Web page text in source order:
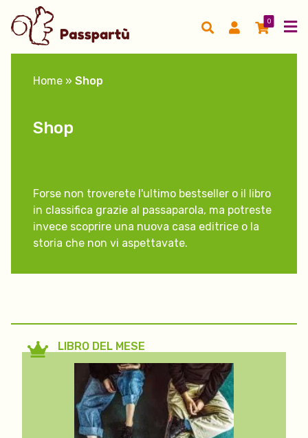
0
Home » Shop
Shop
Forse non troverete l'ultimo bestseller o il libro
in classifica grazie al passaparola, ma potreste
invece scoprire una nuova casa editrice o la
storia che non vi aspettavate.
LIBRO DEL MESE